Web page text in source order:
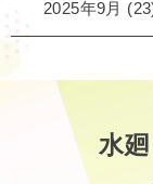
2025年9月
水